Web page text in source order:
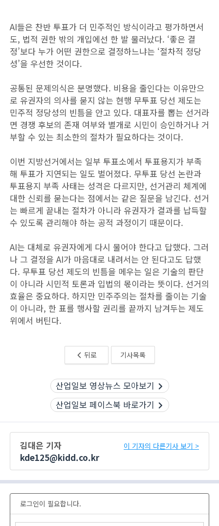
AI들은 찬반 투표가 더 민주적인 방식이라고 평가하면서
도, 법적 권한 밖의 개입에선 한 발 물러났다. ‘좋은 결
정’보다 누가 어떤 권한으로 결정하느냐는 ‘절차적 정당
성’을 우선한 것이다.
공통된 문제의식은 분명했다. 비용을 줄인다는 이유만으
로 유권자의 의사를 묻지 않는 현행 무투표 당선 제도는
민주적 정당성의 빈틈을 안고 있다. 대표자를 뽑는 선거라
면 경쟁 후보의 존재 여부와 별개로 시민이 승인하거나 거
부할 수 있는 최소한의 절차가 필요하다는 것이다.
이번 지방선거에서는 일부 투표소에서 투표용지가 부족
해 투표가 지연되는 일도 벌어졌다. 무투표 당선 논란과
투표용지 부족 사태는 성격은 다르지만, 선거관리 체계에
대한 신뢰를 묻는다는 점에서는 같은 질문을 남긴다. 선거
는 빠르게 끝내는 절차가 아니라 유권자가 결과를 납득할
수 있도록 관리해야 하는 공적 과정이기 때문이다.
AI는 대체로 유권자에게 다시 물어야 한다고 답했다. 그러
나 그 결정을 AI가 마음대로 내려서는 안 된다고도 답했
다. 무투표 당선 제도의 빈틈을 메우는 일은 기술의 판단
이 아니라 시민적 토론과 입법의 몫이라는 뜻이다. 선거의
효율은 중요하다. 하지만 민주주의는 절차를 줄이는 기술
이 아니라, 한 표를 행사할 권리를 끝까지 남겨두는 제도
위에서 버틴다.
뒤로 기사목록
산업일보 영상뉴스 모아보기
산업일보 페이스북 바로가기
김대은 기자
kde125@kidd.co.kr
이 기자의 다른기사 보기 >
로그인이 필요합니다.